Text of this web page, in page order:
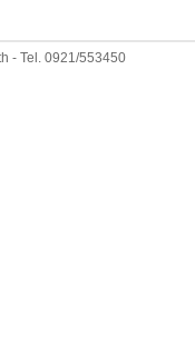
- Tel. 0921/553450